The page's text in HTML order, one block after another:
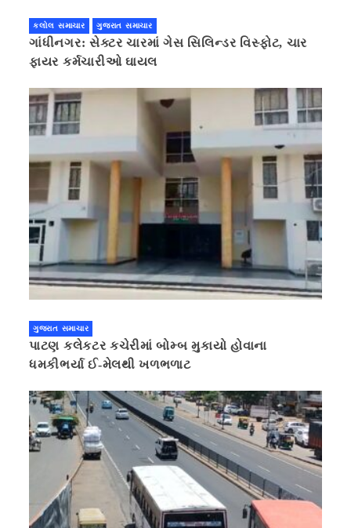
કલોલ સમાચાર ગુજરાત સમાચાર
ગાંધીનગર: સેક્ટર ચારમાં ગેસ સિલિન્ડર વિસ્ફોટ, ચાર
ફાયર કર્મચારીઓ ઘાયલ
ગુજરાત સમાચાર
પાટણ કલેકટર કચેરીમાં બોમ્બ મુકાયો હોવાના
ધમકીભર્યા ઈ-મેલથી ખળભળાટ